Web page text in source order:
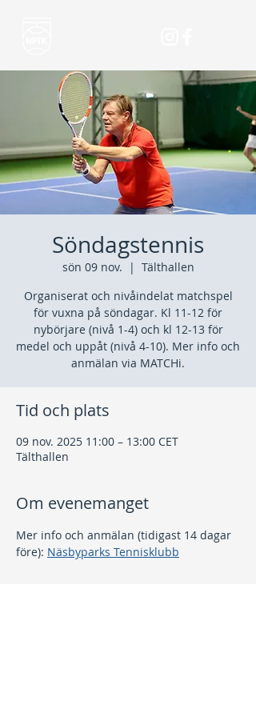
Söndagstennis
sön 09 nov.
  |
Tälthallen
Organiserat och nivåindelat matchspel
för vuxna på söndagar. Kl 11-12 för
nybörjare (nivå 1-4) och kl 12-13 för
medel och uppåt (nivå 4-10). Mer info och
anmälan via MATCHi.
Tid och plats
09 nov. 2025 11:00 – 13:00 CET
Tälthallen
Om evenemanget
Mer info och anmälan (tidigast 14 dagar
före): Näsbyparks Tennisklubb